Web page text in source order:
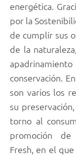
energética.
por la
de cumplir sus
de la
conservación.
son varios los
su
torno al
promoción de
Fresh, en el